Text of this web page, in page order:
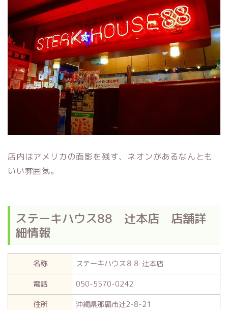
店内はアメリカの面影を残す、ネオンがあるなんとも
いい雰囲気。
ステーキハウス88 辻本店 店舗詳
細情報
名称
ステーキハウス８８ 辻本店
電話
050-5570-0242
住所
沖縄県那覇市辻2-8-21